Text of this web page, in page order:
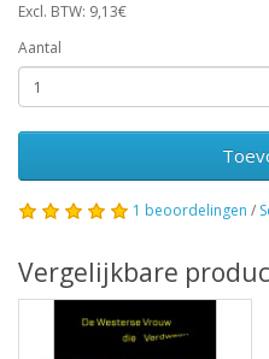
Excl. BTW: 9,13€
Aantal
1 beoordelingen /
Vergelijkbare